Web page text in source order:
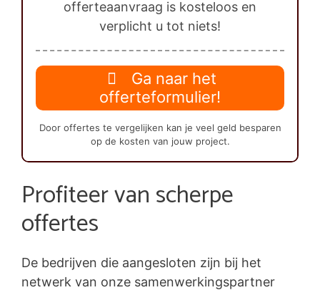
offerteaanvraag is kosteloos en
verplicht u tot niets!
Ga naar het
offerteformulier!
Door offertes te vergelijken kan je veel geld besparen
op de kosten van jouw project.
Profiteer van scherpe
offertes
De bedrijven die aangesloten zijn bij het
netwerk van onze samenwerkingspartner